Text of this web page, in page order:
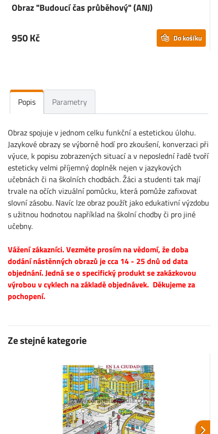
Obraz "Budoucí čas průběhový" (ANJ)
950 Kč Do košíku
Popis Parametry
Obraz spojuje v jednom celku funkční a estetickou úlohu.
Jazykové obrazy se výborně hodí pro zkoušení, konverzaci při
výuce, k popisu zobrazených situací a v neposlední řadě tvoří
esteticky velmi příjemný doplněk nejen v jazykových
učebnách či na školních chodbách. Žáci a studenti tak mají
trvale na očích vizuální pomůcku, která pomůže zafixovat
slovní zásobu. Navíc lze obraz použít jako edukativní výzdobu
s užitnou hodnotou například na školní chodby či pro jiné
učebny.
Vážení zákazníci. Vezměte prosím na vědomí, že doba
dodání nástěnných obrazů je cca 14 - 25 dnů od data
objednání. Jedná se o specifický produkt se zakázkovou
výrobou v cyklech na základě objednávek. Děkujeme za
pochopení.
Ze stejné kategorie